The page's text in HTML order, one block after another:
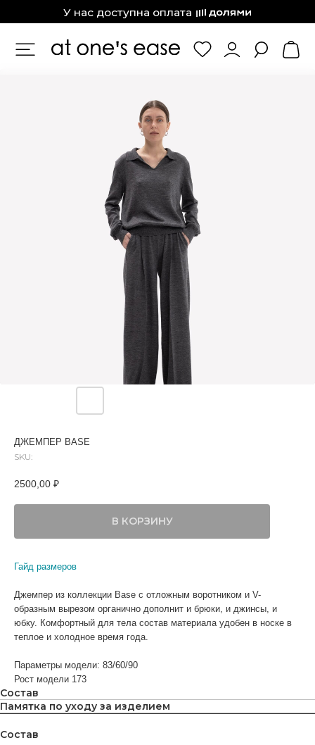
У нас доступна оплата
ДЖЕМПЕР BASE
SKU:
2500,00 ₽
В КОРЗИНУ
Гайд размеров
Джемпер из коллекции Base с отложным воротником и V-
образным вырезом органично дополнит и брюки, и джинсы, и
юбку. Комфортный для тела состав материала удобен в носке в
теплое и холодное время года.
Параметры модели: 83/60/90
Рост модели 173
Состав
Памятка по уходу за изделием
Состав
ВАМ МОЖЕТ ПОНРАВИТЬСЯ